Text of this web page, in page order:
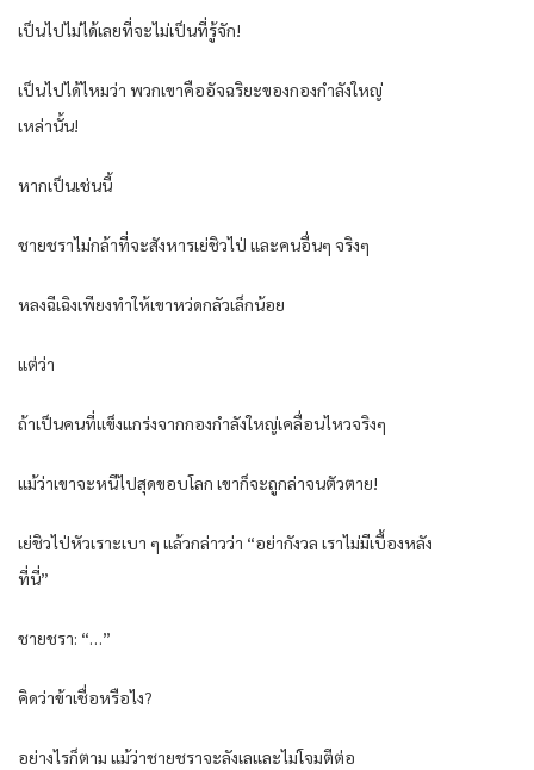
เป็นไปไม่ได้เลยที่จะไม่เป็นที่รู้จัก!
เป็นไปได้ไหมว่า พวกเขาคืออัจฉริยะของกองกำลังใหญ่
เหล่านั้น!
หากเป็นเช่นนี้
ชายชราไม่กล้าที่จะสังหารเย่ชิวไป่ และคนอื่นๆ จริงๆ
หลงฉีเฉิงเพียงทำให้เขาหว่ดกลัวเล็กน้อย
แต่ว่า
ถ้าเป็นคนที่แข็งแกร่งจากกองกำลังใหญ่เคลื่อนไหวจริงๆ
แม้ว่าเขาจะหนีไปสุดขอบโลก เขาก็จะถูกล่าจนตัวตาย!
เย่ชิวไป่หัวเราะเบา ๆ แล้วกล่าวว่า “อย่ากังวล เราไม่มีเบื้องหลัง
ที่นี่”
ชายชรา: “…”
คิดว่าข้าเชื่อหรือไง?
อย่างไรก็ตาม แม้ว่าชายชราจะลังเลและไม่โจมตีต่อ